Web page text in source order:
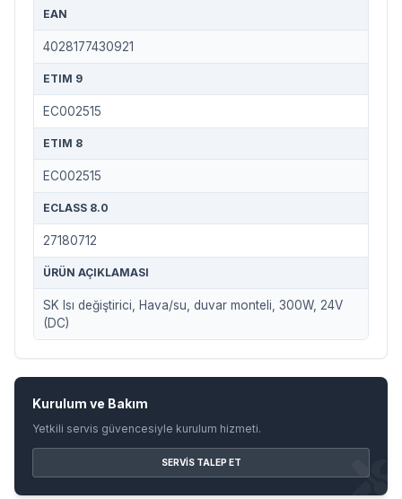
EAN
4028177430921
ETIM 9
EC002515
ETIM 8
EC002515
ECLASS 8.0
27180712
ÜRÜN AÇIKLAMASI
SK Isı değiştirici, Hava/su, duvar monteli, 300W, 24V
(DC)
Kurulum ve Bakım
Yetkili servis güvencesiyle kurulum hizmeti.
SERVIS TALEP ET